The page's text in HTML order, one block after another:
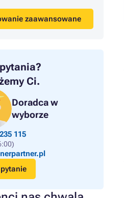
zaawansowane
Ci.
Doradca w
wyborze
115